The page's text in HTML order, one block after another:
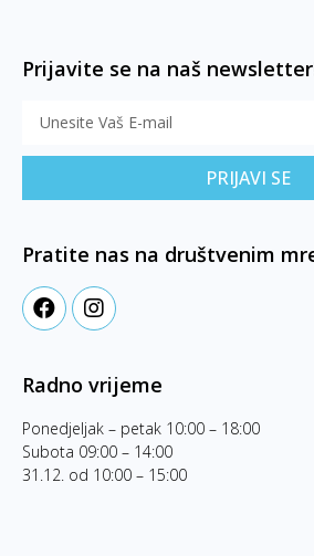
Prijavite se na naš
PRIJAVI SE
Pratite nas na društvenim
Radno vrijeme
Ponedjeljak – petak 10:00 – 18:00
Subota 09:00 – 14:00
31.12. od 10:00 – 15:00